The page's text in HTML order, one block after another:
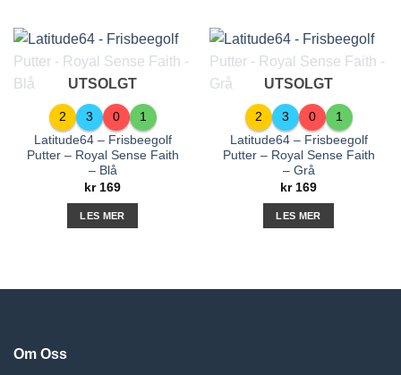
UTSOLGT
2 3 0
1
Latitude64 – Frisbeegolf
Putter – Royal Sense Faith
– Blå
kr169
LES MER
UTSOLGT
2 3 0
1
Latitude64 – Frisbeegolf
Putter – Royal Sense Faith
– Grå
kr169
LES MER
Om Oss